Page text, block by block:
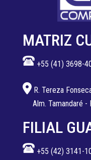
MATRIZ
+55 (41) 3698-
R. Tereza
Alm. Tamandaré -
FILIAL
+55 (42) 3141-